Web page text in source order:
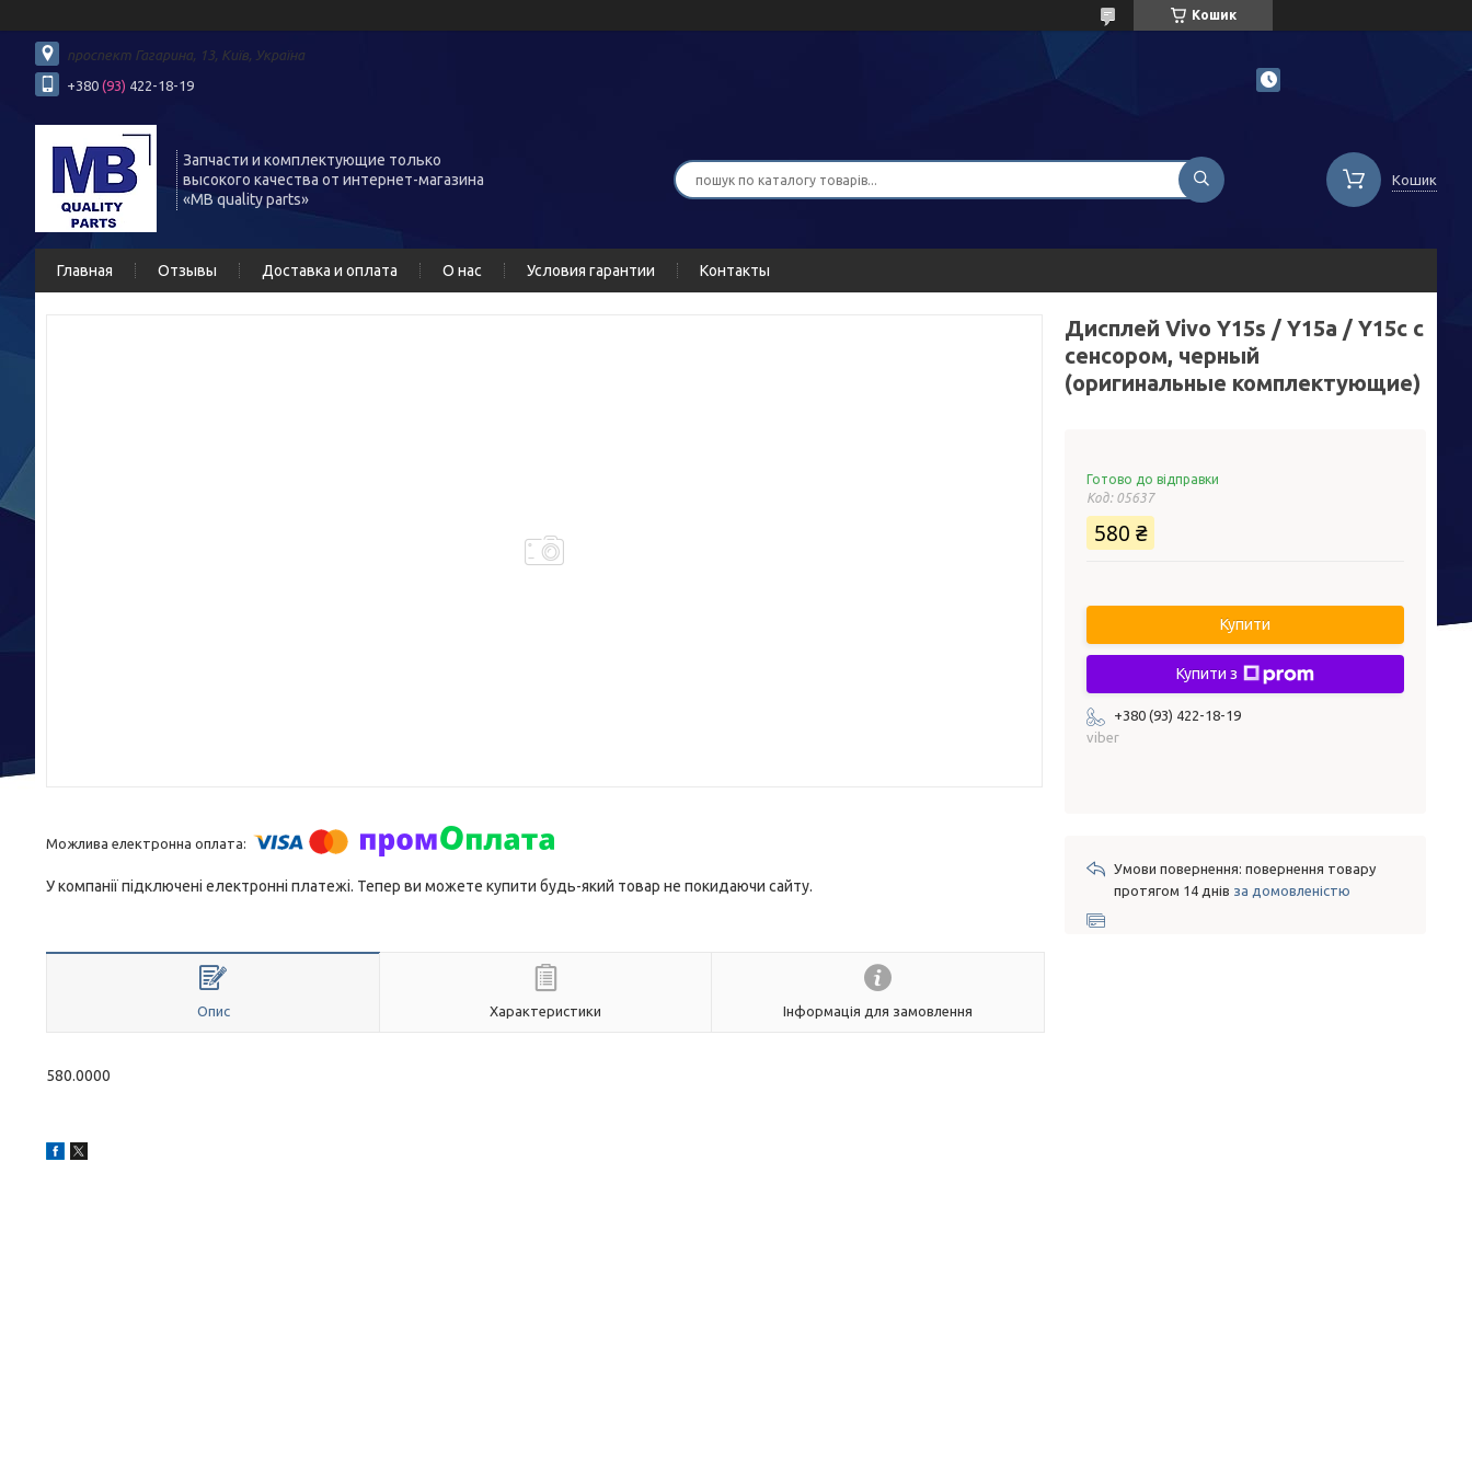
Кошик
проспект Гагарина, 13, Київ, Україна
+380 (93) 422-18-19
Запчасти и комплектующие только
высокого качества от интернет-магазина
«MB quality parts»
Кошик
Главная Отзывы Доставка и оплата О нас Условия гарантии Контакты
У компанії підключені електронні платежі. Тепер ви можете купити будь-який товар не покидаючи сайту.
Опис Характеристики Інформація для замовлення
580.0000
Дисплей Vivo Y15s / Y15a / Y15c с
сенсором, черный
(оригинальные комплектующие)
Готово до відправки
Код: 05637
580 ₴
Купити
Купити з
+380 (93) 422-18-19
viber
повернення товару
протягом 14 днів за домовленістю